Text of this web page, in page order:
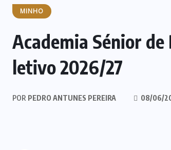
MINHO
Academia Sénior
letivo 2026/27
POR PEDRO ANTUNES PEREIRA 08/06/